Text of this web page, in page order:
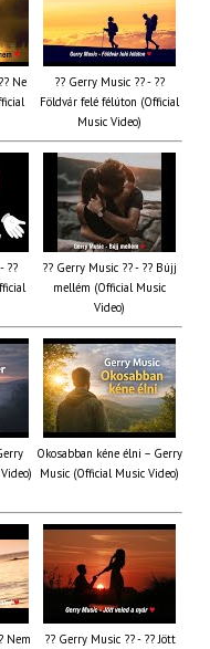
Ne
?? Gerry Music ?? - ??
Földvár felé félúton (Official
Music Video)
??
?? Gerry Music ?? - ?? Bújj
mellém (Official Music
Video)
Okosabban kéne élni – Gerry
Music (Official Music Video)
Nem
?? Gerry Music ?? - ?? Jött